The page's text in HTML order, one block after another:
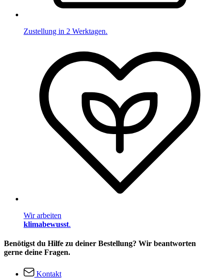
Zustellung in 2 Werktagen.
Wir arbeiten
klimabewusst.
Benötigst du Hilfe zu deiner Bestellung? Wir beantworten
gerne deine Fragen.
Kontakt